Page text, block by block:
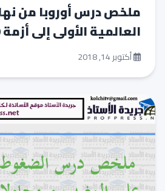
ملخص درس أوروبا من
العالمية الأولى إلى أزمة 1929م
أكتوبر 14, 2018